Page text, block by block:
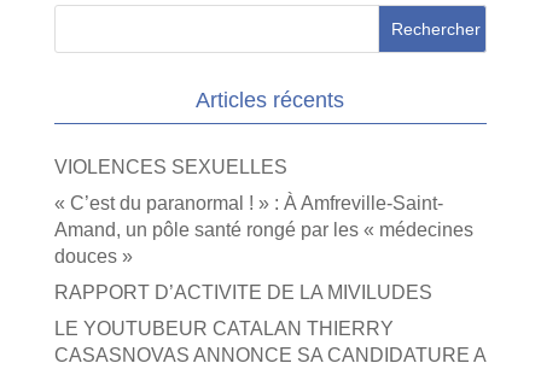
Articles récents
VIOLENCES SEXUELLES
« C’est du paranormal ! » : À Amfreville-Saint-
Amand, un pôle santé rongé par les « médecines
douces »
RAPPORT D’ACTIVITE DE LA MIVILUDES
LE YOUTUBEUR CATALAN THIERRY
CASASNOVAS ANNONCE SA CANDIDATURE A